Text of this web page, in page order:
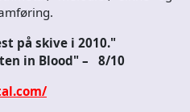
på skive i 2010."
in Blood" –
8/10